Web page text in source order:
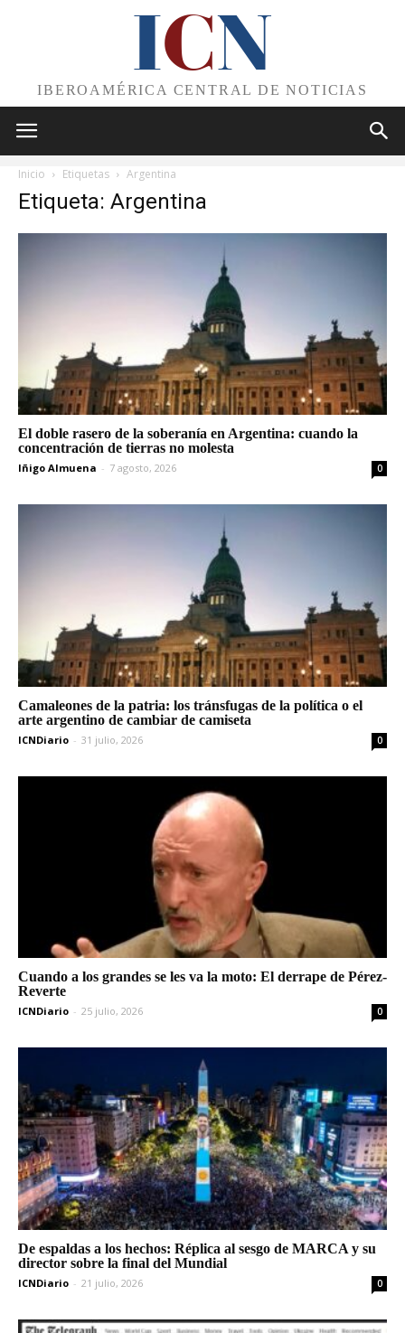
ICN
IBEROAMÉRICA CENTRAL DE NOTICIAS
Inicio Etiquetas Argentina
Etiqueta: Argentina
El doble rasero de la soberanía en Argentina: cuando la
concentración de tierras no molesta
Iñigo Almuena - 7 agosto, 2026 0
Camaleones de la patria: los tránsfugas de la política o el
arte argentino de cambiar de camiseta
ICNDiario - 31 julio, 2026 0
Cuando a los grandes se les va la moto: El derrape de Pérez-
Reverte
ICNDiario - 25 julio, 2026 0
De espaldas a los hechos: Réplica al sesgo de MARCA y su
director sobre la final del Mundial
ICNDiario - 21 julio, 2026 0